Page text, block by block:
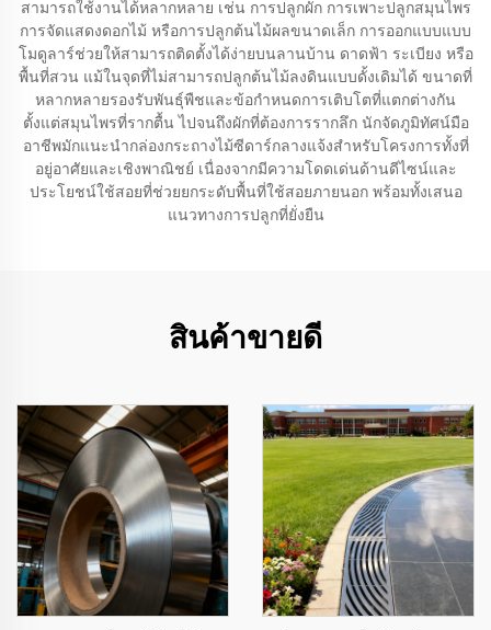
สามารถใช้งานได้หลากหลาย เช่น การปลูกผัก การเพาะปลูกสมุนไพร
การจัดแสดงดอกไม้ หรือการปลูกต้นไม้ผลขนาดเล็ก การออกแบบแบบ
โมดูลาร์ช่วยให้สามารถติดตั้งได้ง่ายบนลานบ้าน ดาดฟ้า ระเบียง หรือ
พื้นที่สวน แม้ในจุดที่ไม่สามารถปลูกต้นไม้ลงดินแบบดั้งเดิมได้ ขนาดที่
หลากหลายรองรับพันธุ์พืชและข้อกำหนดการเติบโตที่แตกต่างกัน
ตั้งแต่สมุนไพรที่รากตื้น ไปจนถึงผักที่ต้องการรากลึก นักจัดภูมิทัศน์มือ
อาชีพมักแนะนำกล่องกระถางไม้ซีดาร์กลางแจ้งสำหรับโครงการทั้งที่
อยู่อาศัยและเชิงพาณิชย์ เนื่องจากมีความโดดเด่นด้านดีไซน์และ
ประโยชน์ใช้สอยที่ช่วยยกระดับพื้นที่ใช้สอยภายนอก พร้อมทั้งเสนอ
แนวทางการปลูกที่ยั่งยืน
สินค้าขายดี